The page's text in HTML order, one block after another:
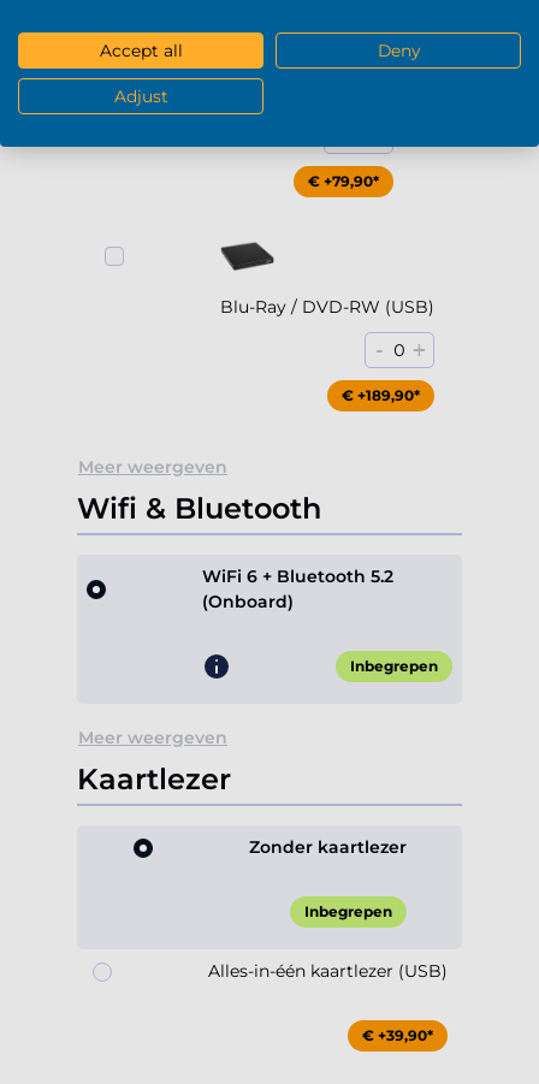
€ +79,90*
Blu-Ray / DVD-RW (USB)
- 0 +
€ +189,90*
Meer weergeven
Wifi & Bluetooth
WiFi 6 + Bluetooth 5.2
(Onboard)
Inbegrepen
Meer weergeven
Kaartlezer
Zonder kaartlezer
Inbegrepen
Alles-in-één kaartlezer (USB)
€ +39,90*
Accept all Deny
Adjust